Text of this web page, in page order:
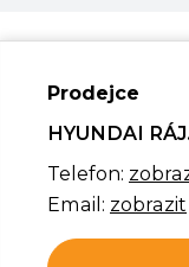
Prodejce
HYUNDAI
Telefon:
Email: zobrazit